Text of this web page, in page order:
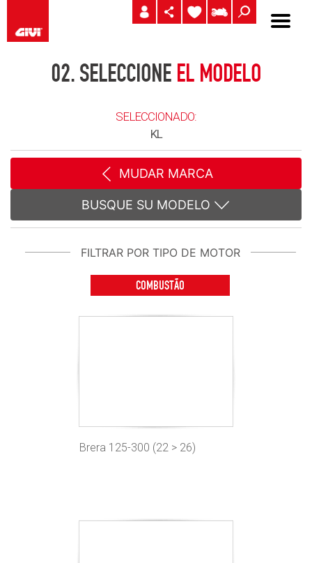
02.SELECCIONE EL MODELO
SELECCIONADO:
KL
MUDAR MARCA
BUSQUE SU MODELO
FILTRAR POR TIPO DE MOTOR
COMBUSTÃO
Brera 125-300 (22 > 26)